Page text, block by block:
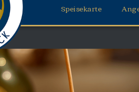
Speisekarte